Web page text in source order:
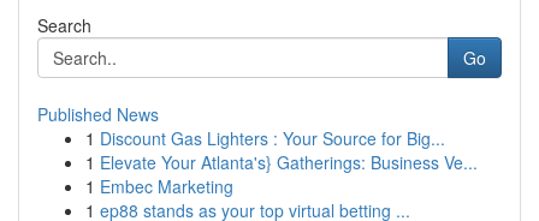
Search
Go
Published News
1 Discount Gas Lighters : Your Source for Big...
1 Elevate Your Atlanta's} Gatherings: Business Ve...
1 Embec Marketing
1 ep88 stands as your top virtual betting ...